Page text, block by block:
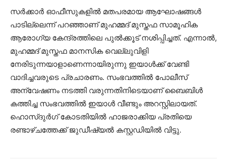
സര്‍ക്കാര്‍ ഓഫീസുകളില്‍ മതപരമായ ആഘോഷങ്ങള്‍
പാടില്ലെന്ന് പറഞ്ഞാണ് മുഹമ്മദ് മുസ്തഫ സാമൂഹിക
ആരോഗ്യ കേന്ദ്രത്തിലെ പുല്‍ക്കൂട് നശിപ്പിച്ചത്. എന്നാല്‍,
മുഹമ്മദ് മുസ്തഫ മാനസിക വെല്ലുവിളി
നേരിടുന്നയാളാണെന്നായിരുന്നു ഇയാള്‍ക്ക് വേണ്ടി
വാദിച്ചവരുടെ പ്രചാരണം. സംഭവത്തില്‍ പോലീസ്
അന്വേഷണം നടത്തി വരുന്നതിനിടെയാണ് ബൈബിള്‍
കത്തിച്ച സംഭവത്തില്‍ ഇയാള്‍ വീണ്ടും അറസ്റ്റിലായത്.
ഹൊസ്ദുർഗ് കോടതിയിൽ ഹാജരാക്കിയ പ്രതിയെ
രണ്ടാഴ്ചത്തേക്ക് ജുഡീഷ്യൽ കസ്റ്റഡിയിൽ വിട്ടു.